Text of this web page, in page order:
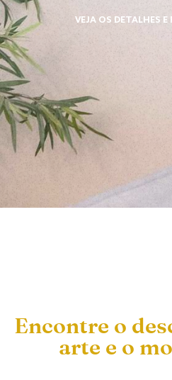
VEJA OS DETALHES E
Encontre o
arte e o